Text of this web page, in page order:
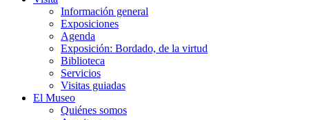
Información general
Exposiciones
Agenda
Exposición: Bordado, de la virtud
Biblioteca
Servicios
Visitas guiadas
El Museo
Quiénes somos